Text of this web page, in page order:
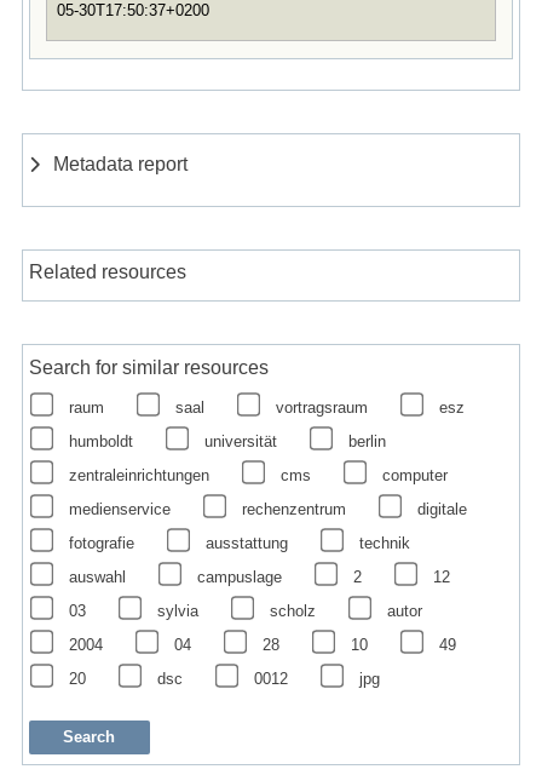
05-30T17:50:37+0200
Metadata report
Related resources
Search for similar resources
raum saal vortragsraum
esz
humboldt
universität
berlin
zentraleinrichtungen
cms
computer
medienservice
rechenzentrum
digitale
fotografie
ausstattung
technik
auswahl
campuslage 2
12
03
sylvia scholz
autor
2004
04 28 10
49
20
dsc 0012 jpg